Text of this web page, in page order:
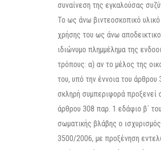
συναίνεση της εγκαλούσας
Το ως άνω βιντεοσκοπικό
χρήσης του ως άνω
ιδιώνυμο πλημμέλημα της
τρόπους: α) αν το μέλος της
του, υπό την έννοια του
σκληρή συμπεριφορά προξενεί
άρθρου 308 παρ. 1 εδάφιο β΄
σωματικής βλάβης ο
3500/2006, με προξένηση